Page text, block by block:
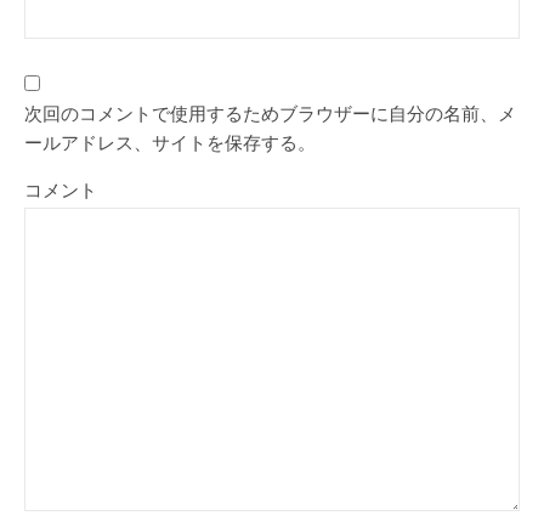
次回のコメントで使用するためブラウザーに自分の名前、メ
ールアドレス、サイトを保存する。
コメント